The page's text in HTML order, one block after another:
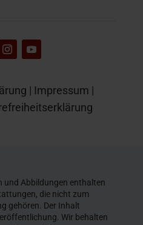
| Impressum |
und Abbildungen enthalten
die nicht zum
gehören. Der Inhalt
Wir behalten